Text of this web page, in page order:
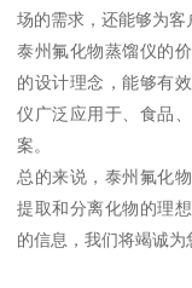
场的需求，还能够为客
泰州氟化物蒸馏仪的
的设计理念，能够有
仪广泛应用于、食品
案。
总的来说，泰州氟化
提取和分离化物的理
的信息，我们将竭诚为